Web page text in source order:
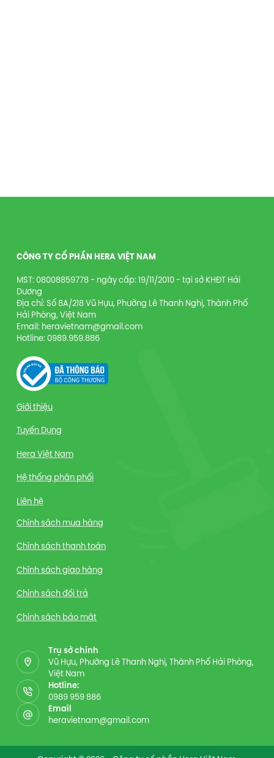
CÔNG TY CỔ PHẦN HERA VIỆT NAM
MST: 08008859778 - ngày cấp: 19/11/2010 - tại sở KHĐT Hải
Dương
Địa chỉ: Số 8A/218 Vũ Hựu, Phường Lê Thanh Nghị, Thành Phố
Hải Phòng, Việt Nam
Email: heravietnam@gmail.com
Hotline: 0989.959.886
Giới thiệu
Tuyển Dụng
Hera Việt Nam
Hệ thống phân phối
Liên hệ
Chính sách mua hàng
Chính sách thanh toán
Chính sách giao hàng
Chính sách đổi trả
Chính sách bảo mật
Trụ sở chính
Vũ Hựu, Phường Lê Thanh Nghị, Thành Phố Hải Phòng,
Việt Nam
Hotline:
0989 959 886
Email
heravietnam@gmail.com